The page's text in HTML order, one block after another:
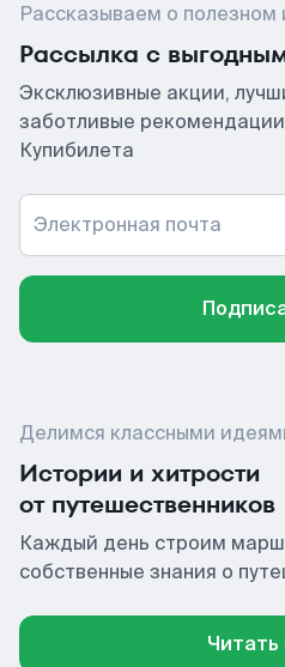
Рассказываем о полезном
Рассылка с
Эксклюзивные акции,
заботливые
Купибилета
Электронная почта
Делимся классными
Истории и хитрости
от путешественников
Каждый день строим
собственные знания о
Читать